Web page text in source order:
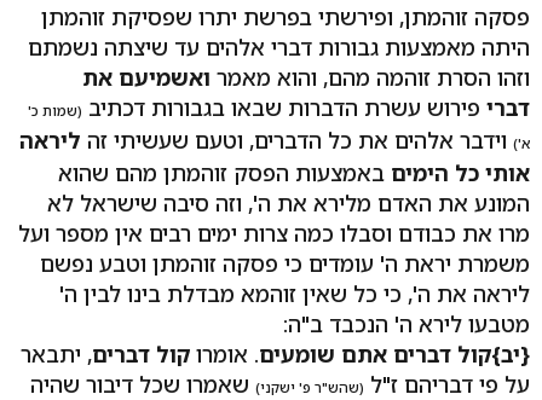
פסקה זוהמתן, ופירשתי בפרשת יתרו שפסיקת זוהמתן
היתה מאמצעות גבורות דברי אלהים עד שיצתה נשמתם
וזהו הסרת זוהמה מהם, והוא מאמר ואשמיעם את
דברי פירוש עשרת הדברות שבאו בגבורות דכתיב (שמות כ'
א') וידבר אלהים את כל הדברים, וטעם שעשיתי זה ליראה
אותי כל הימים באמצעות הפסק זוהמתן מהם שהוא
המונע את האדם מלירא את ה', וזה סיבה שישראל לא
מרו את כבודם וסבלו כמה צרות ימים רבים אין מספר ועל
משמרת יראת ה' עומדים כי פסקה זוהמתן וטבע נפשם
ליראה את ה', כי כל שאין זוהמא מבדלת בינו לבין ה'
מטבעו לירא ה' הנכבד ב"ה:
{יב}קול דברים אתם שומעים. אומרו קול דברים, יתבאר
על פי דבריהם ז"ל (שהש"ר פ' ישקני) שאמרו שכל דיבור שהיה